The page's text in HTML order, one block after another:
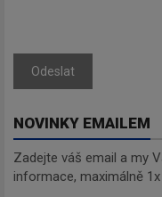
Odeslat
NOVINKY EMAILEM
Zadejte váš email a my
informace, maximálně 1x